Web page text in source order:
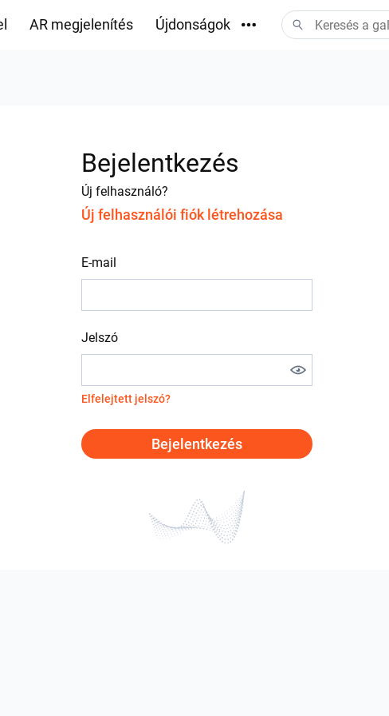
AR megjelenítés Újdonságok
Bejelentkezés
Új felhasználó?
Új felhasználói fiók létrehozása
E-mail
Jelszó
Elfelejtett jelszó?
Bejelentkezés